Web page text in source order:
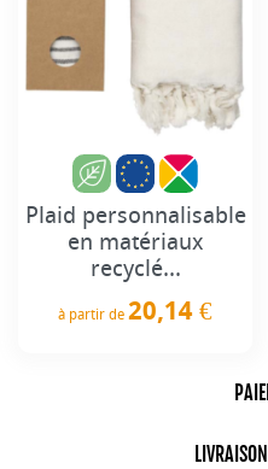
Plaid personnalisable
en matériaux
recyclé...
à partir de 20,14 €